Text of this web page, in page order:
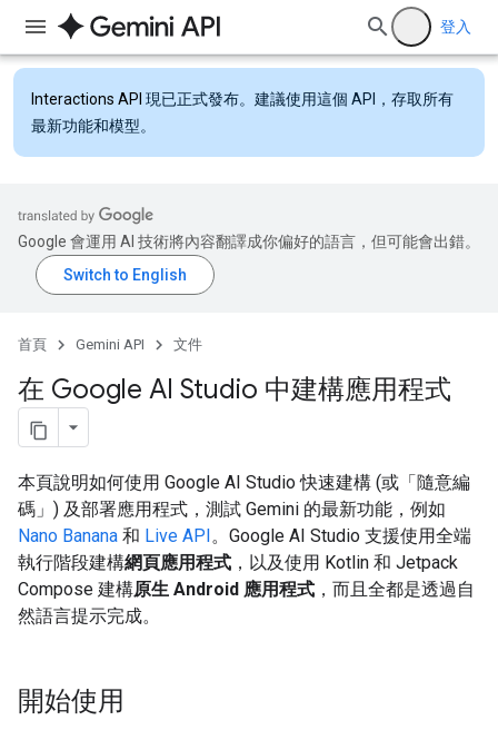
登入
Interactions API 現已正式發布。建議使用這個 API，存取所有
最新功能和模型。
Google 會運用 AI 技術將內容翻譯成你偏好的語言，但可能會出錯。
首頁 Gemini API 文件
在 Google AI Studio 中建構應用程式
本頁說明如何使用 Google AI Studio 快速建構 (或「隨意編
碼」) 及部署應用程式，測試 Gemini 的最新功能，例如
Nano Banana 和 Live API。Google AI Studio 支援使用全端
執行階段建構網頁應用程式 ，以及使用 Kotlin 和 Jetpack
Compose 建構原生 Android 應用程式 ，而且全都是透過自
然語言提示完成。
開始使用